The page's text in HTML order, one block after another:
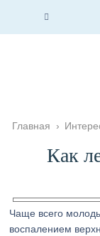
Главная ›
Как
Чаще всего
воспалением